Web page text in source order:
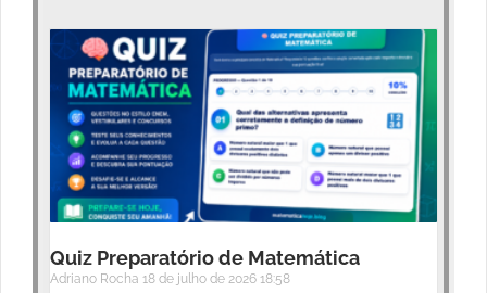
Quiz Preparatório de Matemática
Adriano Rocha 18 de julho de 2026 18:58